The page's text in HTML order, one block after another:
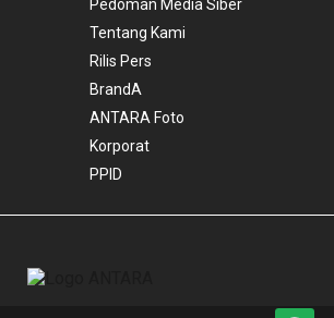
Pedoman Media Siber
Tentang Kami
Rilis Pers
BrandA
ANTARA Foto
Korporat
PPID